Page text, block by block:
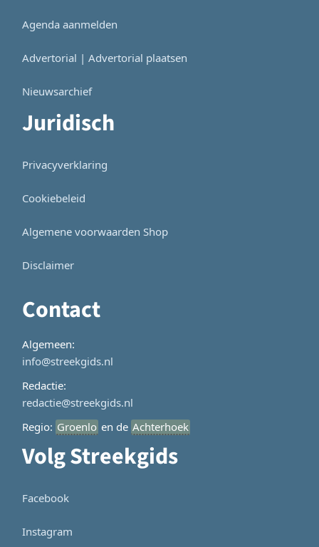
Agenda aanmelden
Advertorial | Advertorial plaatsen
Nieuwsarchief
Juridisch
Privacyverklaring
Cookiebeleid
Algemene voorwaarden Shop
Disclaimer
Contact
Algemeen:
info@streekgids.nl
Redactie:
redactie@streekgids.nl
Regio: Groenlo en de Achterhoek
Volg Streekgids
Facebook
Instagram